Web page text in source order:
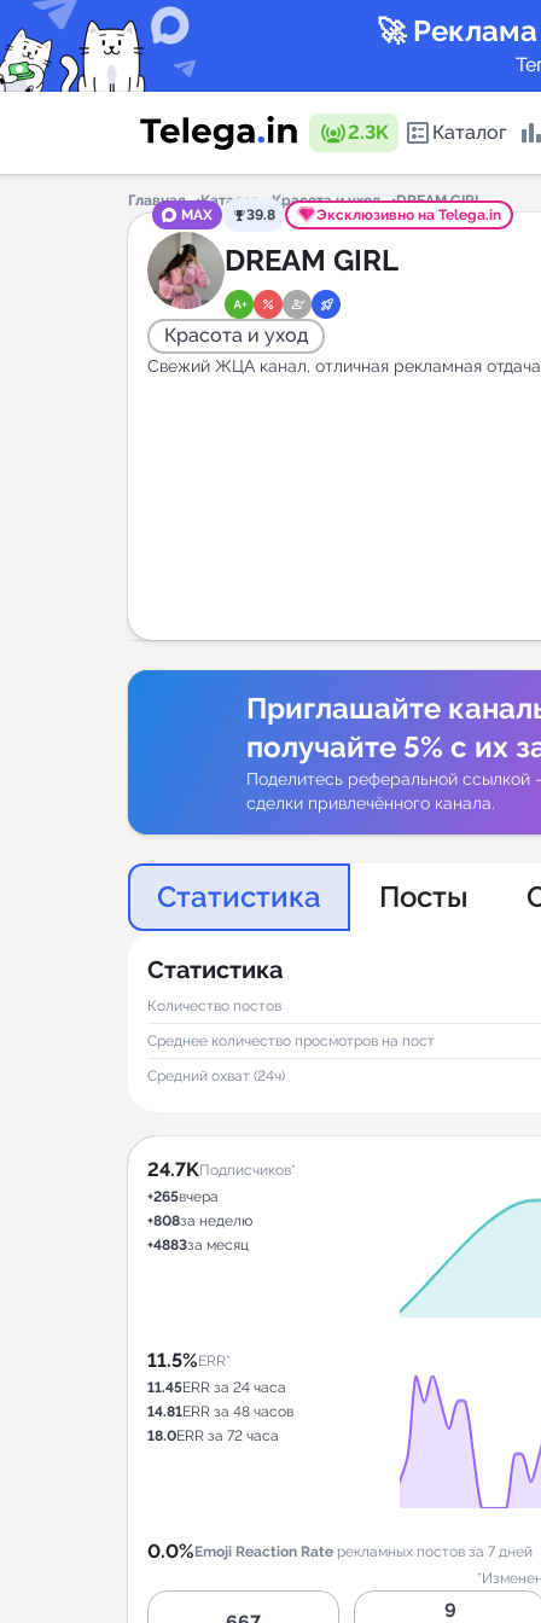
🚀
2.3K Каталог
Каталог
Главная Каталог Красота и уход
DREAM GIRL
MAX
39.8 Эксклюзивно на Telega.in
DREAM GIRL
Красота и уход
Свежий ЖЦА канал, отличная рекламная
Приглашайте
получайте 5% с их
Поделитесь реферальной ссылкой
сделки привлечённого канала.
Статистика Посты
Статистика
Количество постов
Среднее количество просмотров на пост
Средний охват (24ч)
24.7KПодписчиков*
+265вчера
+808за неделю
+4883за месяц
11.5%ERR*
11.45ERR за 24 часа
14.81ERR за 48 часов
18.0ERR за 72 часа
0.0%Emoji Reaction Rate рекламных постов за 7 дней
9